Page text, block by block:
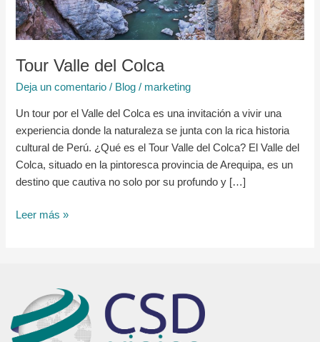
Tour Valle del Colca
Deja un comentario / Blog / marketing
Un tour por el Valle del Colca es una invitación a vivir una
experiencia donde la naturaleza se junta con la rica historia
cultural de Perú. ¿Qué es el Tour Valle del Colca? El Valle del
Colca, situado en la pintoresca provincia de Arequipa, es un
destino que cautiva no solo por su profundo y […]
Leer más »